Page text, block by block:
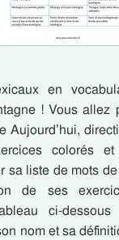
en
! Vous allez
Aujourd’hui,
colorés et
sa liste de mots
de ses
ci-
nom et sa